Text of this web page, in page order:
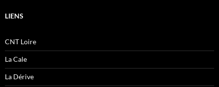
LIENS
CNT Loire
La Cale
La Dérive